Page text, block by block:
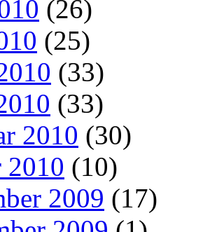
(26)
(25)
(33)
(33)
2010 (30)
2010 (10)
2009 (17)